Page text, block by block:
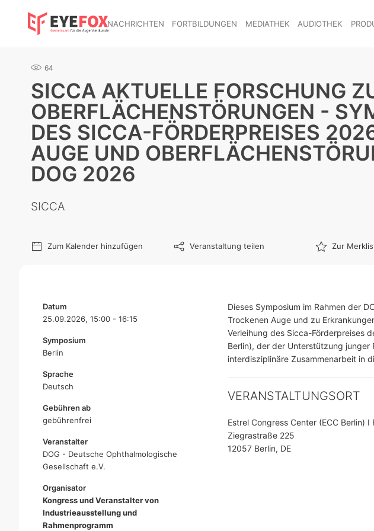
NACHRICHTEN FORTBILDUNGEN MEDIATHEK AUDIOTHEK
64
SICCA AKTUELLE FORSCHUNG
OBERFLÄCHENSTÖRUNGEN -
DES SICCA-FÖRDERPREISES
AUGE UND
DOG 2026
SICCA
Zum Kalender hinzufügen Veranstaltung teilen Zur
Datum
25.09.2026, 15:00 - 16:15
Symposium
Berlin
Sprache
Deutsch
Gebühren ab
gebührenfrei
Veranstalter
DOG - Deutsche Ophthalmologische
Gesellschaft e.V.
Organisator
Kongress und Veranstalter von
Industrieausstellung und
Rahmenprogramm
Dieses Symposium im Rahmen der
Trockenen Auge und zu
Verleihung des Sicca-Förderpreises
Berlin), der der Unterstützung junger
interdisziplinäre Zusammenarbeit in
VERANSTALTUNGSORT
Estrel Congress Center (ECC Berlin) I
Ziegrastraße 225
12057 Berlin, DE